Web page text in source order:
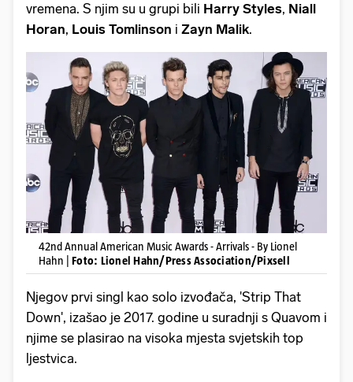
vremena. S njim su u grupi bili Harry Styles, Niall
Horan, Louis Tomlinson i Zayn Malik.
42nd Annual American Music Awards - Arrivals - By Lionel
Hahn | Foto: Lionel Hahn/Press Association/Pixsell
Njegov prvi singl kao solo izvođača, 'Strip That
Down', izašao je 2017. godine u suradnji s Quavom i
njime se plasirao na visoka mjesta svjetskih top
ljestvica.